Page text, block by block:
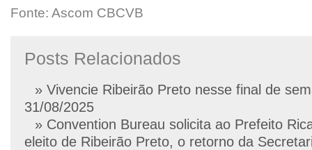
Fonte: Ascom CBCVB
Posts Relacionados
» Vivencie Ribeirão Preto nesse final de
31/08/2025
» Convention Bureau solicita ao Prefeito
eleito de Ribeirão Preto, o retorno da